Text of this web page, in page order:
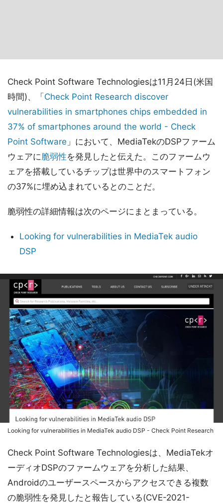
Check Point Software Technologiesは11月24日(米国
時間)、「 Check Point Research discover
vulnerabilities in smartphones chips embedded in
37% of smartphones around the world - Check
Point Software 」において、MediaTekのDSPファーム
ウェアに脆弱性を発見したと伝えた。このファームウ
ェアを搭載しているチップは世界中のスマートフォン
の37%に埋め込まれているとのことだ。
脆弱性の詳細情報は次のページにまとまっている。
Looking for vulnerabilities in MediaTek audio
DSP
Looking for vulnerabilities in MediaTek audio DSP - Check Point Research
Check Point Software Technologiesは、MediaTekオ
ーディオDSPのファームウェアを分析した結果、
Androidのユーザースペースからアクセスできる複数
の脆弱性を発見したと報告している(CVE-2021-